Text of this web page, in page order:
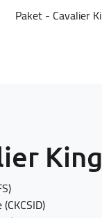
Paket - Cavalier